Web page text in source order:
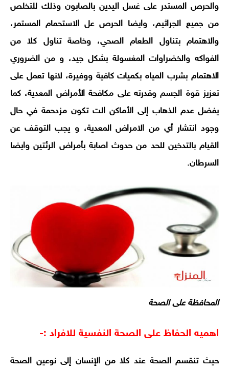
والحرص المستدر على غسل اليدين بالصابون وذلك للتخلص
من جميع الجراثيم، وايضا الحرص عل الاستحمام المستمر،
والاهتمام بتناول الطعام الصحي، وخاصة تناول كلا من
الفواكه والخضراوات المغسولة بشكل جيد، و من الضروري
الاهتمام بشرب المياه بكميات كافية ووفيرة، لانها تعمل على
تعزيز قوة الجسم وقدرته على مكافحة الأمراض المعدية، كما
يفضل عدم الذهاب إلى الأماكن الت تكون مزدحمة في حال
وجود انتشار أي من الامراض المعدية، و يجب التوقف عن
القيام بالتدخين للحد من حدوث اصابة بأمراض الرئتين وايضا
السرطان.
المحافظة على الصحة
اهميه الحفاظ على الصحة النفسية للافراد :-
حيث تنقسم الصحة عند كلا من الإنسان إلى نوعين الصحة